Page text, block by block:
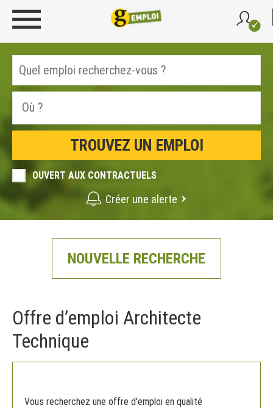
OUVERT AUX CONTRACTUELS
Créer une alerte
NOUVELLE RECHERCHE
Offre d’emploi Architecte
Technique
Vous recherchez une offre d'emploi en qualité